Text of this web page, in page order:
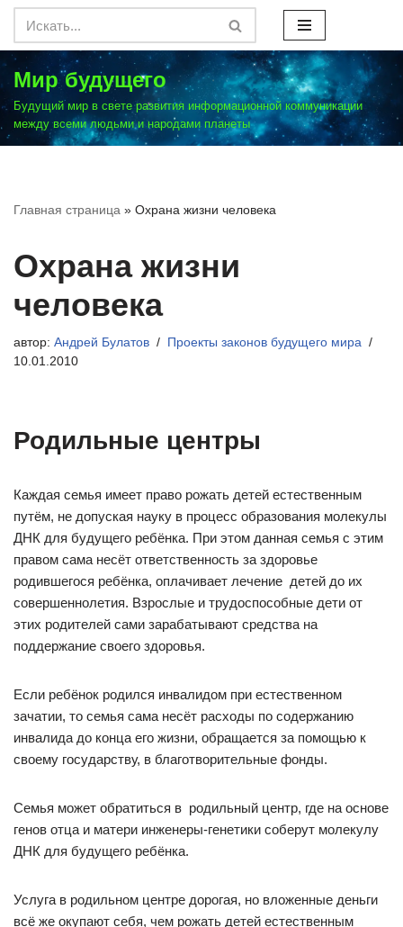
Перейти
к
содержимому
Мир будущего
Будущий мир в свете развития информационной коммуникации
между всеми людьми и народами планеты
Главная страница » Охрана жизни человека
Охрана жизни
человека
автор: Андрей Булатов
Проекты законов будущего мира
10.01.2010
Родильные центры
Каждая семья имеет право рожать детей естественным
путём, не допуская науку в процесс образования молекулы
ДНК для будущего ребёнка. При этом данная семья с этим
правом сама несёт ответственность за здоровье
родившегося ребёнка, оплачивает лечение детей до их
совершеннолетия. Взрослые и трудоспособные дети от
этих родителей сами зарабатывают средства на
поддержание своего здоровья.
Если ребёнок родился инвалидом при естественном
зачатии, то семья сама несёт расходы по содержанию
инвалида до конца его жизни, обращается за помощью к
своему государству, в благотворительные фонды.
Семья может обратиться в родильный центр, где на основе
генов отца и матери инженеры-генетики соберут молекулу
ДНК для будущего ребёнка.
Услуга в родильном центре дорогая, но вложенные деньги
всё же окупают себя, чем рожать детей естественным